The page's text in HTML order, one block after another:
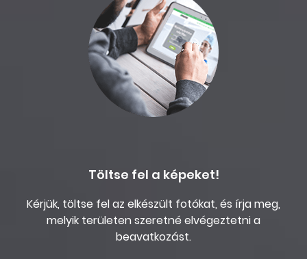
Töltse fel a képeket!
Kérjük, töltse fel az elkészült fotókat, és írja meg,
melyik területen szeretné elvégeztetni a
beavatkozást.